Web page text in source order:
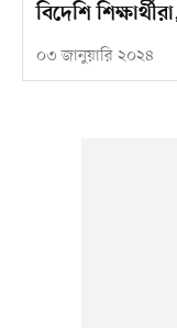
বিদেশি
০৩ জানুয়ারি ২০২৪